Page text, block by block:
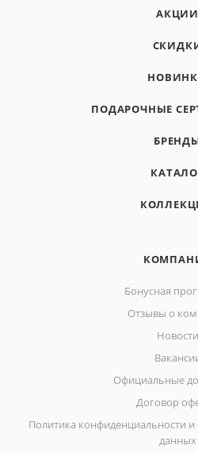
АКЦИИ
ПОДАРОЧНЫЕ
Бонусная
Отзывы о
Новости
Официальные
Договор
Политика конфиденциальности
данных